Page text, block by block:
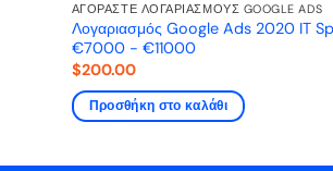
ΑΓΟΡΆΣΤΕ ΛΟΓΑΡΙΑΣΜΟΎΣ GOOGLE ADS
Λογαριασμός Google Ads 2020 IT
€7000 - €11000
$200.00
Προσθήκη στο καλάθι